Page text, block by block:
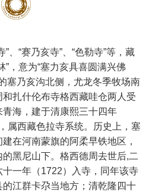
“赛乃亥寺”、“色勒寺”等，藏
”，意为“塞力亥具喜圆满兴佛
塞乃亥沟北侧，尤龙冬季牧场南
扎什伦布寺格西藏哇仓两人受
海，建于清康熙三十四年
属西藏色拉寺系统。历史上，塞
在河南蒙旗的阿柔早铁地区，
黑尼山下。格西德周去世后,二
一年（1722）入寺，同年该寺
江群卡尕当地方；清乾隆四十